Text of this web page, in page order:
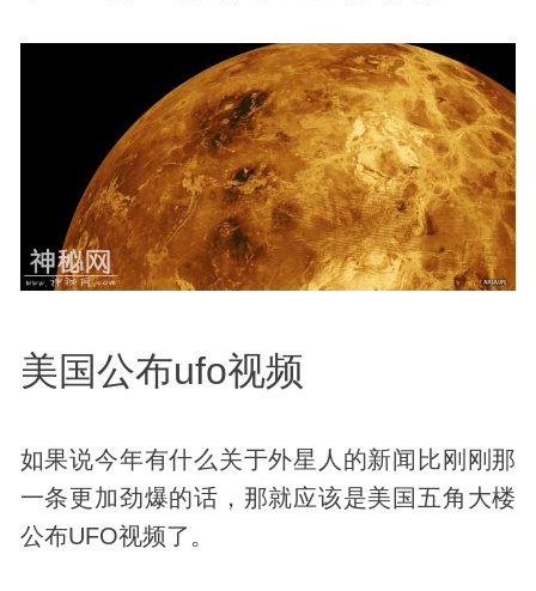
美国公布ufo视频
如果说今年有什么关于外星人的新闻比刚刚那
一条更加劲爆的话，那就应该是美国五角大楼
公布UFO视频了。